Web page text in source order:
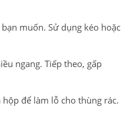
muốn. Sử dụng kéo hoặc
ngang. Tiếp theo, gấp
để làm lỗ cho thùng rác.